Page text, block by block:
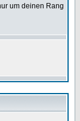
um deinen Rang